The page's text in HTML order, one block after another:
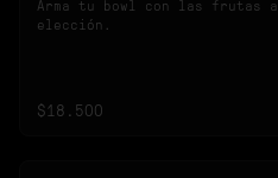
Arma tu bowl con las frutas a
elección.
$18.500